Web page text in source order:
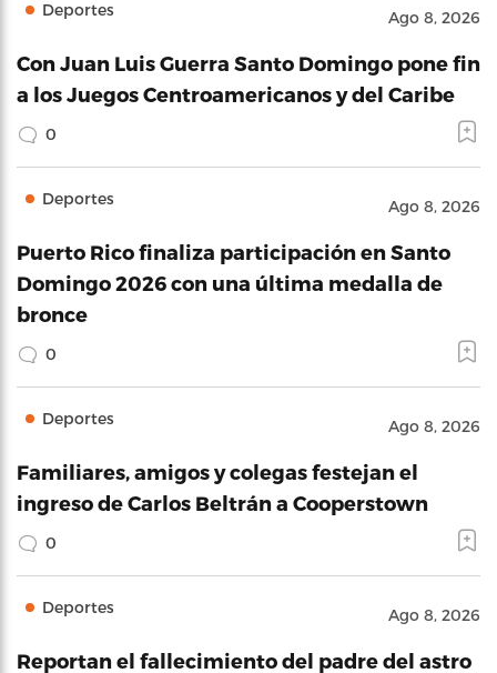
Deportes Ago 8, 2026
Con Juan Luis Guerra Santo Domingo pone fin
a los Juegos Centroamericanos y del Caribe
0
Deportes Ago 8, 2026
Puerto Rico finaliza participación en Santo
Domingo 2026 con una última medalla de
bronce
0
Deportes Ago 8, 2026
Familiares, amigos y colegas festejan el
ingreso de Carlos Beltrán a Cooperstown
0
Deportes Ago 8, 2026
Reportan el fallecimiento del padre del astro